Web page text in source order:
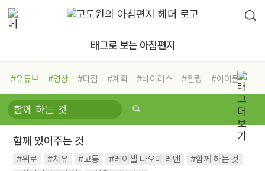
태그로 보는 아침편지
#유튜브 #명상 #다짐 #계획 #바이러스 #힐링
#아이들
#비전캠프
#독서캠프 #삶
#희망
#나눔 #친구 #링컨학교
#독서
#건강 #면역력
함께 있어주는 것
#위로 #치유 #고통 #레이첼 나오미 레멘
#함께 하는 것